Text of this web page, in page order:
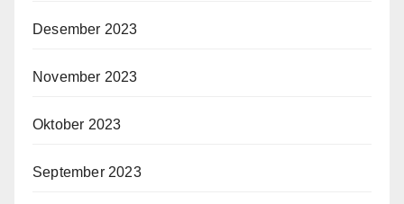
Desember 2023
November 2023
Oktober 2023
September 2023